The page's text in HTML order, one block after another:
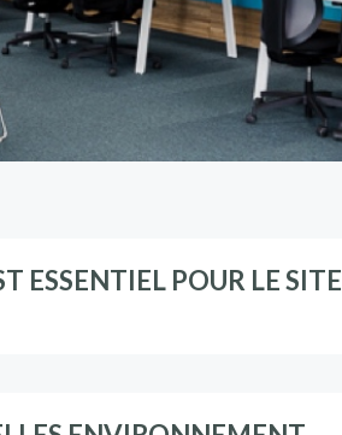
ESSENTIEL POUR LE SITE